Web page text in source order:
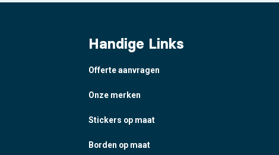
Handige Links
Offerte aanvragen
Onze merken
Stickers op maat
Borden op maat